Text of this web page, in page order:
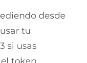
desde
tu
si usas